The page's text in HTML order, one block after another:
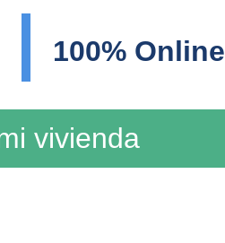
vivienda
100% Online